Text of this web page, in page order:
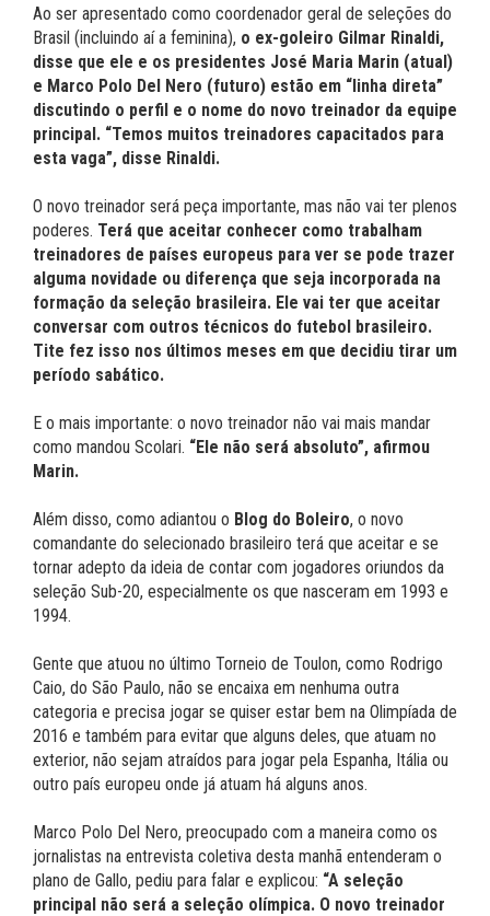
Ao ser apresentado como coordenador geral de seleções do
Brasil (incluindo aí a feminina), o ex-goleiro Gilmar Rinaldi,
disse que ele e os presidentes José Maria Marin (atual)
e Marco Polo Del Nero (futuro) estão em “linha direta”
discutindo o perfil e o nome do novo treinador da equipe
principal. “Temos muitos treinadores capacitados para
esta vaga”, disse Rinaldi.
O novo treinador será peça importante, mas não vai ter plenos
poderes. Terá que aceitar conhecer como trabalham
treinadores de países europeus para ver se pode trazer
alguma novidade ou diferença que seja incorporada na
formação da seleção brasileira. Ele vai ter que aceitar
conversar com outros técnicos do futebol brasileiro.
Tite fez isso nos últimos meses em que decidiu tirar um
período sabático.
E o mais importante: o novo treinador não vai mais mandar
como mandou Scolari. “Ele não será absoluto”, afirmou
Marin.
Além disso, como adiantou o Blog do Boleiro, o novo
comandante do selecionado brasileiro terá que aceitar e se
tornar adepto da ideia de contar com jogadores oriundos da
seleção Sub-20, especialmente os que nasceram em 1993 e
1994.
Gente que atuou no último Torneio de Toulon, como Rodrigo
Caio, do São Paulo, não se encaixa em nenhuma outra
categoria e precisa jogar se quiser estar bem na Olimpíada de
2016 e também para evitar que alguns deles, que atuam no
exterior, não sejam atraídos para jogar pela Espanha, Itália ou
outro país europeu onde já atuam há alguns anos.
Marco Polo Del Nero, preocupado com a maneira como os
jornalistas na entrevista coletiva desta manhã entenderam o
plano de Gallo, pediu para falar e explicou: “A seleção
principal não será a seleção olímpica. O novo treinador